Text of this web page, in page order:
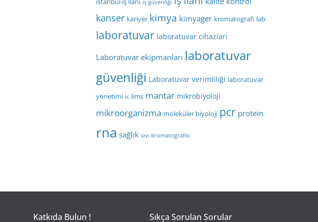
iş güvenliği
kanser kariyer kimya kimyager kromatografi lab
laboratuvar laboratuvar cihazları
Laboratuvar ekipmanları laboratuvar
güvenliği Laboratuvar verimliliği laboratuvar
yönetimi lc lims mantar mikrobiyoloji
mikroorganizma moleküler biyoloji pcr protein
rna sağlık sıvı kromatografisi
Katkıda Bulun ! Sıkça Sorulan Sorular